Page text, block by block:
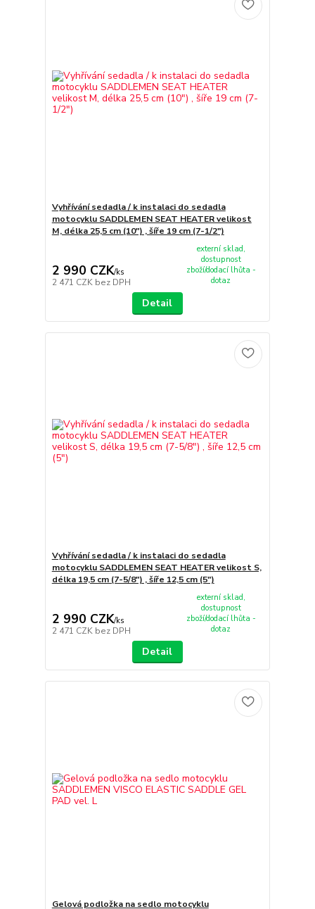
Vyhřívání sedadla / k instalaci do sedadla
motocyklu SADDLEMEN SEAT HEATER velikost
M, délka 25,5 cm (10") , šíře 19 cm (7-1/2")
2 990 CZK/ks
2 471 CZK bez DPH
externí sklad,
dostupnost
zboží/dodací lhůta -
dotaz
Detail
Vyhřívání sedadla / k instalaci do sedadla
motocyklu SADDLEMEN SEAT HEATER velikost S,
délka 19,5 cm (7-5/8") , šíře 12,5 cm (5")
2 990 CZK/ks
2 471 CZK bez DPH
externí sklad,
dostupnost
zboží/dodací lhůta -
dotaz
Detail
Gelová podložka na sedlo motocyklu